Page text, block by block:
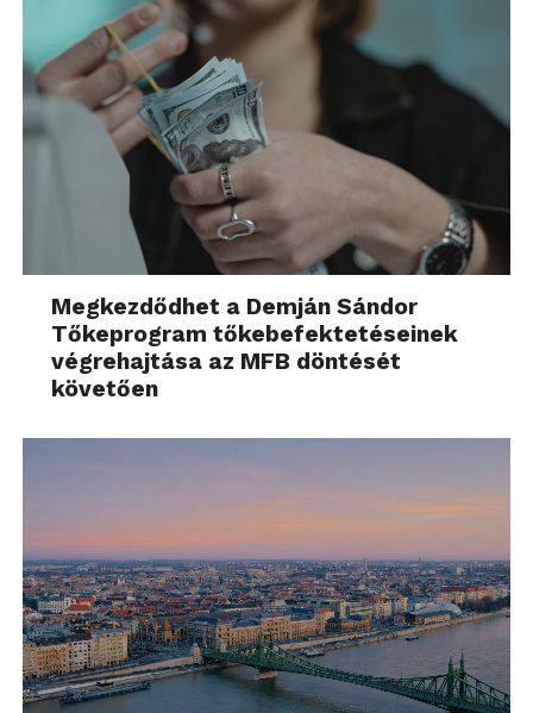
Megkezdődhet a Demján Sándor
Tőkeprogram tőkebefektetéseinek
végrehajtása az MFB döntését
követően